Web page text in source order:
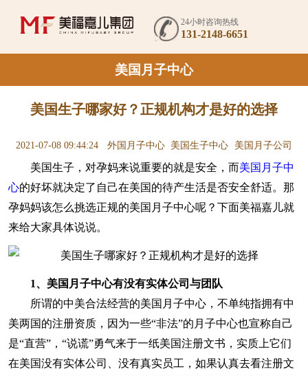
24小时咨询热线
131-2148-6651
美国月子中心
美国生子哪家好？正规机构才是好的选择
2021-07-08 09:44:24 外国月子中心 美国生子中心 美国月子公司
美国生子，对孕妈来说重要的​就是安全，而美国月子中
心的好坏就决定了自己在美国的待产生活是否安全舒适。那
孕妈妈该怎么挑选正规的美国月子中心呢？下面美福嘉儿就
来给大家具体说说。
1、美国月子中心有没有实体公司与团队
所谓的中美合法经营的美国月子中心，不单纯指拥有中
美两国的注册资质，因为一些“非法”的月子中心也宣称自己
是“直营”，“说谎”勇气来于一纸美国注册文书，实质上它们
在美国没有实体公司、没有真实员工，如果认真去看注册文